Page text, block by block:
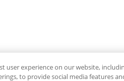
user experience on our website,
to provide social media features